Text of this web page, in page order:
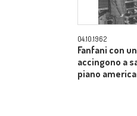
04.10.1962
Fanfani con
accingono a
piano